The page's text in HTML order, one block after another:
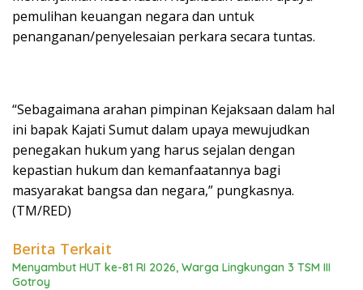
pemulihan keuangan negara dan untuk
penanganan/penyelesaian perkara secara tuntas.
“Sebagaimana arahan pimpinan Kejaksaan dalam hal
ini bapak Kajati Sumut dalam upaya mewujudkan
penegakan hukum yang harus sejalan dengan
kepastian hukum dan kemanfaatannya bagi
masyarakat bangsa dan negara,” pungkasnya.
(TM/RED)
Berita Terkait
Menyambut HUT ke-81 RI 2026, Warga Lingkungan 3 TSM III
Gotroy